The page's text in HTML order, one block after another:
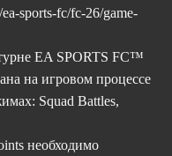
sports-fc/fc-26/game-
EA SPORTS FC™
на игровом процессе
Squad Battles,
необходимо